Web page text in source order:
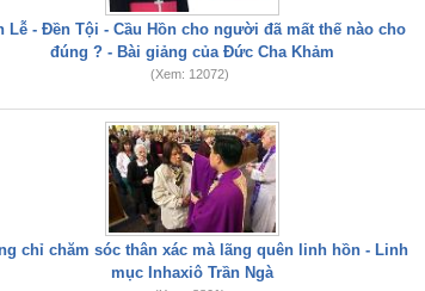
Lễ - Đền Tội - Cầu Hồn cho người đã mất thế nào cho
đúng ? - Bài giảng của Đức Cha Khảm
(Xem: 12072)
chỉ chăm sóc thân xác mà lãng quên linh hồn - Linh
mục Inhaxiô Trần Ngà